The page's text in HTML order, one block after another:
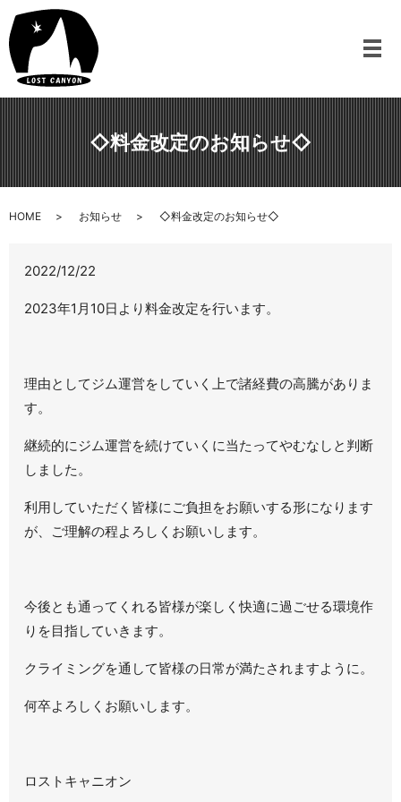
メ
◇料金改定のお知らせ◇
HOME お知らせ ◇料金改定のお知らせ◇
2022/12/22
2023年1 月 10日より料金改定を行います。
理由としてジム運営をしていく上で諸経費の高騰がありま
す。
継続的にジム運営を続けていくに当たってやむなしと判断
しました。
利用していただく皆様にご負担をお願いする形になります
が、ご理解の程よろしくお願いします。
今後とも通ってくれる皆様が楽しく快適に過ごせる環境作
りを目指していきます。
クライミングを通して皆様の日常が満たされますように。
何卒よろしくお願いします。
ロストキャニオン